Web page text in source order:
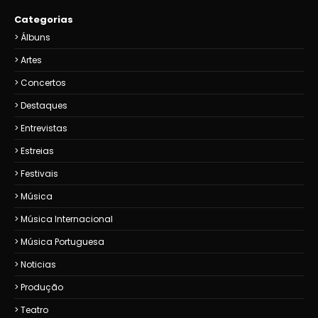
Categorias
Álbuns
Artes
Concertos
Destaques
Entrevistas
Estreias
Festivais
Música
Música Internacional
Música Portuguesa
Noticias
Produção
Teatro